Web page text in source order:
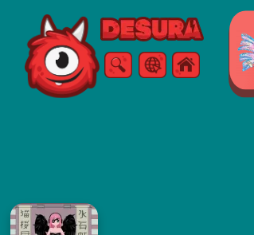
Free Online Games
CăutareMeniul